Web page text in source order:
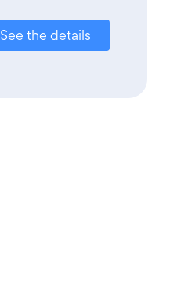
See the details